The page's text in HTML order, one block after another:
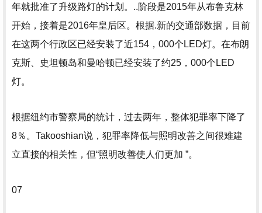
年就批准了升级路灯的计划。 ..阶段是2015年从布鲁克林
开始，接着是2016年皇后区。根据.新的交通部数据，目前
在这两个行政区已经安装了近154，000个LED灯。在布朗
克斯、史坦顿岛和曼哈顿已经安装了约25，000个LED
灯。
根据纽约市警察局的统计，过去两年，整体犯罪率下降了
8％。Takooshian说，犯罪率降低与照明改善之间很难建
立直接的相关性，但“照明改善使人们更加 ”。
07